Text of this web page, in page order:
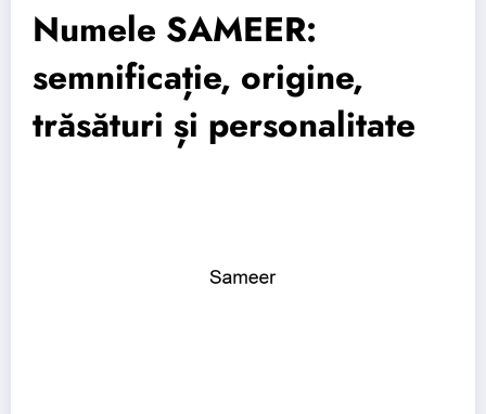
Numele SAMEER:
semnificație, origine,
trăsături și personalitate